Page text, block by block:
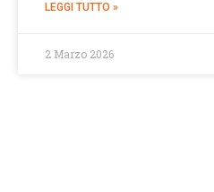
LEGGI TUTTO »
2 Marzo 2026